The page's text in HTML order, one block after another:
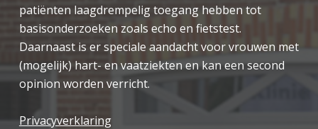
patiënten laagdrempelig toegang hebben tot
basisonderzoeken zoals echo en fietstest.
Daarnaast is er speciale aandacht voor vrouwen met
(mogelijk) hart- en vaatziekten en kan een second
opinion worden verricht.
Privacyverklaring